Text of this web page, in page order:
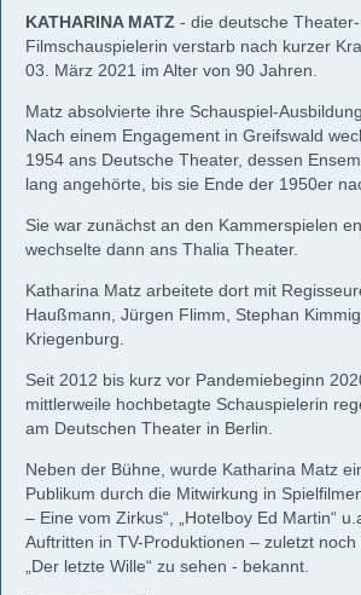
KATHARINA MATZ - die deutsche
Filmschauspielerin verstarb nach kurzer
03. März 2021 im Alter von 90 Jahren.
Matz absolvierte ihre Schauspiel-
Nach einem Engagement in Greifswald
1954 ans Deutsche Theater, dessen
lang angehörte, bis sie Ende der 1950er
Sie war zunächst an den Kammerspielen
wechselte dann ans Thalia Theater.
Katharina Matz arbeitete dort mit
Haußmann, Jürgen Flimm, Stephan
Kriegenburg.
Seit 2012 bis kurz vor Pandemiebeginn
mittlerweile hochbetagte Schauspielerin
am Deutschen Theater in Berlin.
Neben der Bühne, wurde Katharina Matz
Publikum durch die Mitwirkung in
– Eine vom Zirkus“, „Hotelboy Ed Martin“
Auftritten in TV-Produktionen – zuletzt
„Der letzte Wille“ zu sehen - bekannt.